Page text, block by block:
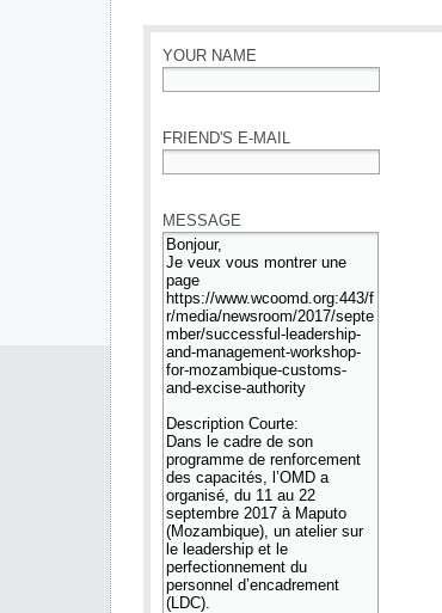
YOUR NAME
FRIEND'S E-MAIL
MESSAGE